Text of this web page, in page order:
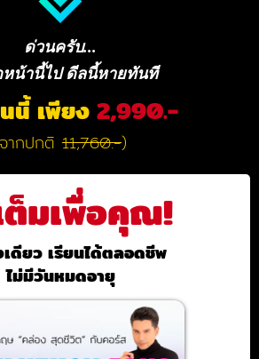
ด่วนครับ...
หน้านี้ไป ดีลนี้หายทันที
นี้ เพียง2,990.-
ากปกติ 11,760.-)
ต็มเพื่อคุณ!
ดียว เรียนได้ตลอดชีพ
ไม่มีวันหมดอายุ